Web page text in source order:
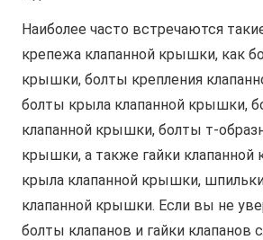
Наиболее часто встречаются
крепежа клапанной крышки, как
крышки, болты крепления
болты крыла клапанной крышки,
клапанной крышки, болты т-
крышки, а также гайки клапанной
крыла клапанной крышки,
клапанной крышки. Если вы не
болты клапанов и гайки клапанов